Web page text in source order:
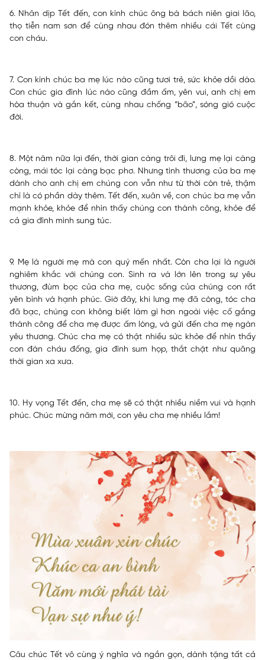
6. Nhân dịp Tết đến, con kính chúc ông bà bách niên giai lão,
thọ tiễn nam sơn để cùng nhau đón thêm nhiều cái Tết cùng
con cháu.
7. Con kính chúc ba mẹ lúc nào cũng tươi trẻ, sức khỏe dồi dào.
Con chúc gia đình lúc nào cũng đầm ấm, yên vui, anh chị em
hòa thuận và gắn kết, cùng nhau chống “bão”, sóng gió cuộc
đời.
8. Một năm nữa lại đến, thời gian càng trôi đi, lưng mẹ lại càng
còng, mái tóc lại càng bạc phơ. Nhưng tình thương của ba mẹ
dành cho anh chị em chúng con vẫn như từ thời còn trẻ, thậm
chí là có phần dày thêm. Tết đến, xuân về, con chúc ba mẹ vẫn
mạnh khỏe, khỏe để nhìn thấy chúng con thành công, khỏe để
cả gia đình mình sung túc.
9. Mẹ là người mẹ mà con quý mến nhất. Còn cha lại là người
nghiêm khắc với chúng con. Sinh ra và lớn lên trong sự yêu
thương, đùm bọc của cha mẹ, cuộc sống của chúng con rất
yên bình và hạnh phúc. Giờ đây, khi lưng mẹ đã còng, tóc cha
đã bạc, chúng con không biết làm gì hơn ngoài việc cố gắng
thành công để cha mẹ được ấm lòng, và gửi đến cha mẹ ngàn
yêu thương. Chúc cha mẹ có thật nhiều sức khỏe để nhìn thấy
con đàn cháu đống, gia đình sum họp, thắt chặt như quãng
thời gian xa xưa.
10. Hy vọng Tết đến, cha mẹ sẽ có thật nhiều niềm vui và hạnh
phúc. Chúc mừng năm mới, con yêu cha mẹ nhiều lắm!
Câu chúc Tết vô cùng ý nghĩa và ngắn gọn, dành tặng tất cả